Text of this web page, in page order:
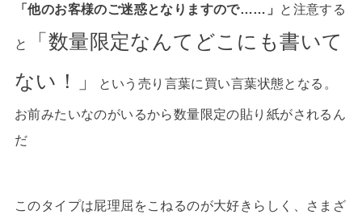
「他のお客様のご迷惑となりますので……」 と注意する
と
「数量限定なんてどこにも書いて
ない！」
という売り言葉に買い言葉状態となる。
お前みたいなのがいるから数量限定の貼り紙がされるん
だ
このタイプは屁理屈をこねるのが大好きらしく、さまざ